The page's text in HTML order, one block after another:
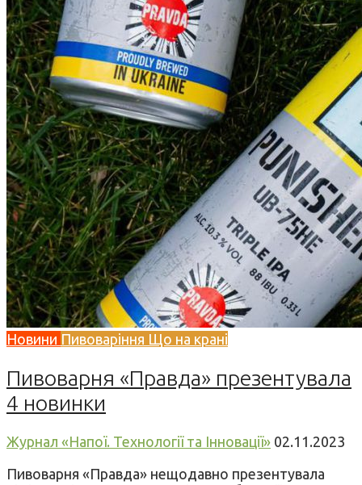
Новини Пивоваріння Що на крані
Пивоварня «Правда» презентувала
4 новинки
Журнал «Напої. Технології та Інновації» 02.11.2023
Пивоварня «Правда» нещодавно презентувала